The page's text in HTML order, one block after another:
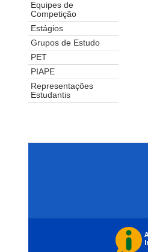
Equipes de
Competição
Estágios
Grupos de Estudo
PET
PIAPE
Representações
Estudantis